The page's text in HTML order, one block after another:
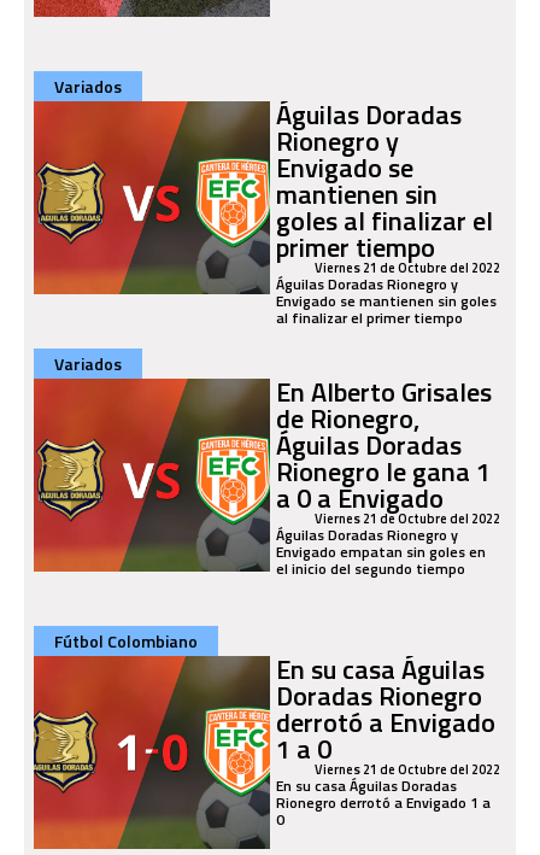
Variados
Águilas Doradas
Rionegro y
Envigado se
mantienen sin
goles al finalizar el
primer tiempo
Viernes 21 de Octubre del 2022
Águilas Doradas Rionegro y
Envigado se mantienen sin goles
al finalizar el primer tiempo
Variados
En Alberto Grisales
de Rionegro,
Águilas Doradas
Rionegro le gana 1
a 0 a Envigado
Viernes 21 de Octubre del 2022
Águilas Doradas Rionegro y
Envigado empatan sin goles en
el inicio del segundo tiempo
Fútbol Colombiano
En su casa Águilas
Doradas Rionegro
derrotó a Envigado
1 a 0Viernes 21 de Octubre del 2022
En su casa Águilas Doradas
Rionegro derrotó a Envigado 1 a
0